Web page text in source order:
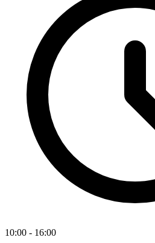
10:00 - 16:00